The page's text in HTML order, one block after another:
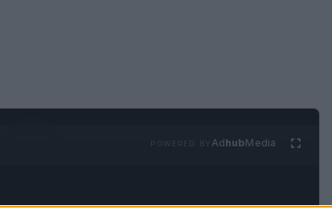
POWERED BY AdhubMedia